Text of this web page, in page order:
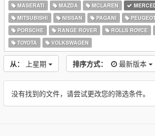
MASERATI
MAZDA MCLAREN
MITSUBISHI
NISSAN PAGANI
PORSCHE
RANGE ROVER ROLLS ROYCE
TOYOTA
VOLKSWAGEN
从： 上星期 排序方式： 最新版本
没有找到的文件，请尝试更改您的筛选条件。